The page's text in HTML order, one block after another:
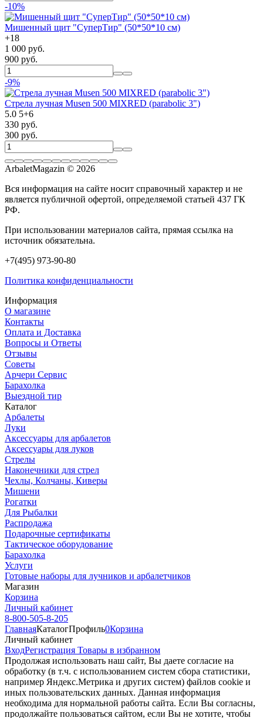
-10%
Мишенный щит "СуперТир" (50*50*10 см)
+18
1 000 руб.
900 руб.
-9%
Стрела лучная Musen 500 MIXRED (parabolic 3")
5.0 5+6
330 руб.
300 руб.
ArbaletMagazin © 2026
Вся информация на сайте носит справочный характер и не
является публичной офертой, определяемой статьей 437 ГК
РФ.
При использовании материалов сайта, прямая ссылка на
источник обязательна.
+7(495) 973-90-80
Политика конфиденциальности
Информация
О магазине
Контакты
Оплата и Доставка
Вопросы и Ответы
Отзывы
Советы
Арчери Сервис
Барахолка
Выездной тир
Каталог
Арбалеты
Луки
Аксессуары для арбалетов
Аксессуары для луков
Стрелы
Наконечники для стрел
Чехлы, Колчаны, Киверы
Мишени
Рогатки
Для Рыбалки
Распродажа
Подарочные сертификаты
Тактическое оборудование
Барахолка
Услуги
Готовые наборы для лучников и арбалетчиков
Магазин
Корзина
Личный кабинет
8-800-505-8-205
ГлавнаяКаталогПрофиль0Корзина
Личный кабинет
ВходРегистрация Товары в избранном
Продолжая использовать наш cайт, Вы даете согласие на
обработку (в т.ч. с использованием систем сбора статистики,
например Яндекс.Метрика и других систем) файлов cookie и
иных пользовательских данных. Данная информация
необходима для нормальной работы сайта. Если Вы согласны,
продолжайте пользоваться сайтом, если Вы не хотите, чтобы